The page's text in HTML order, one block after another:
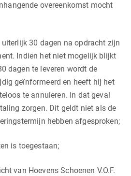
overeenkomst mocht
uiterlijk 30 dagen na opdracht zijn
Indien het niet mogelijk blijkt
dagen te leveren wordt de
geïnformeerd en heeft hij het
te annuleren. In dat geval
zorgen. Dit geldt niet als de
hebben afgesproken;
is toegestaan;
van Hoevens Schoenen V.O.F.